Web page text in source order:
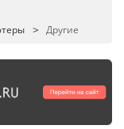
Другие